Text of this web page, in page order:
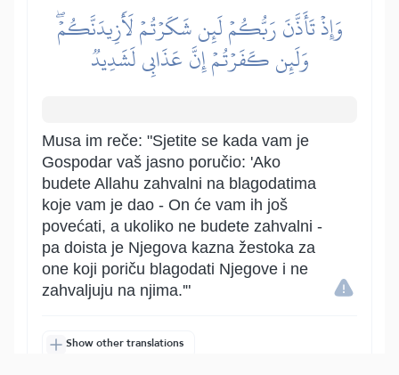
وَإِذۡ تَأَذَّنَ رَبُّكُمۡ لَئِن شَكَرۡتُمۡ لَأَزِيدَنَّكُمۡۖ
وَلَئِن كَفَرۡتُمۡ إِنَّ عَذَابِي لَشَدِيدٞ
Musa im reče: "Sjetite se kada vam je
Gospodar vaš jasno poručio: 'Ako
budete Allahu zahvalni na blagodatima
koje vam je dao - On će vam ih još
povećati, a ukoliko ne budete zahvalni -
pa doista je Njegova kazna žestoka za
one koji poriču blagodati Njegove i ne
zahvaljuju na njima.'"
Show other translations